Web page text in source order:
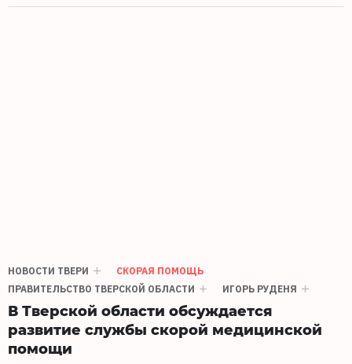
НОВОСТИ ТВЕРИ
СКОРАЯ ПОМОЩЬ
ПРАВИТЕЛЬСТВО ТВЕРСКОЙ ОБЛАСТИ
ИГОРЬ РУДЕНЯ
В Тверской области обсуждается
развитие службы скорой медицинской
помощи